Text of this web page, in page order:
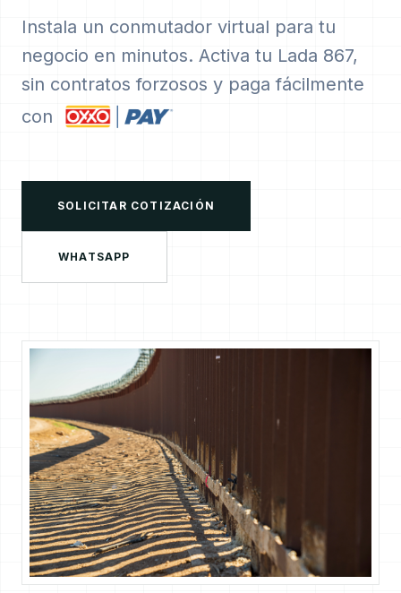
Instala un conmutador virtual para tu
negocio en minutos. Activa tu Lada 867,
sin contratos forzosos y paga fácilmente
con
SOLICITAR COTIZACIÓN
WHATSAPP